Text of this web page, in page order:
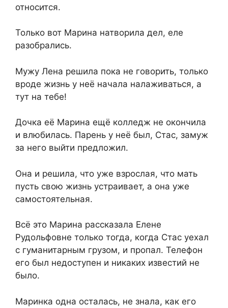
относится.
Только вот Марина натворила дел, еле
разобрались.
Мужу Лена решила пока не говорить, только
вроде жизнь у неё начала налаживаться, а
тут на тебе!
Дочка её Марина ещё колледж не окончила
и влюбилась. Парень у неё был, Стас, замуж
за него выйти предложил.
Она и решила, что уже взрослая, что мать
пусть свою жизнь устраивает, а она уже
самостоятельная.
Всё это Марина рассказала Елене
Рудольфовне только тогда, когда Стас уехал
с гуманитарным грузом, и пропал. Телефон
его был недоступен и никаких известий не
было.
Маринка одна осталась, не знала, как его